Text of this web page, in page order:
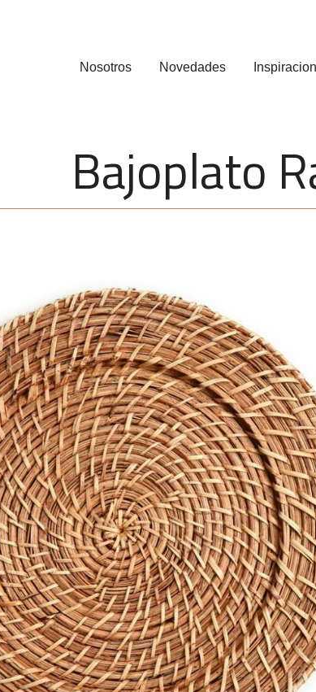
Nosotros Novedades Inspiracion
Bajoplato